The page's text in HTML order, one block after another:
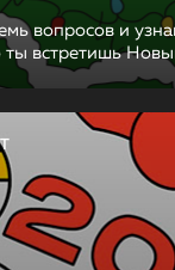
вопросов и
ты встретишь